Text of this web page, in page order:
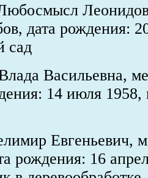
дата рождения:
сад
Васильевна,
14 июля 1958,
Евгеньевич,
рождения: 16